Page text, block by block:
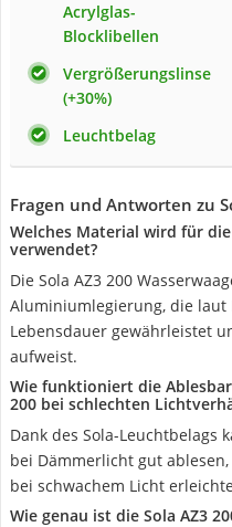
Acrylglas-
Blocklibellen
Vergrößerungslinse
(+30%)
Leuchtbelag
Fragen und Antworten zu
Welches Material wird für die
verwendet?
Die Sola AZ3 200
Aluminiumlegierung, die laut
Lebensdauer gewährleistet
aufweist.
Wie funktioniert die
200 bei schlechten
Dank des Sola-Leuchtbelags
bei Dämmerlicht gut
bei schwachem Licht
Wie genau ist die Sola AZ3